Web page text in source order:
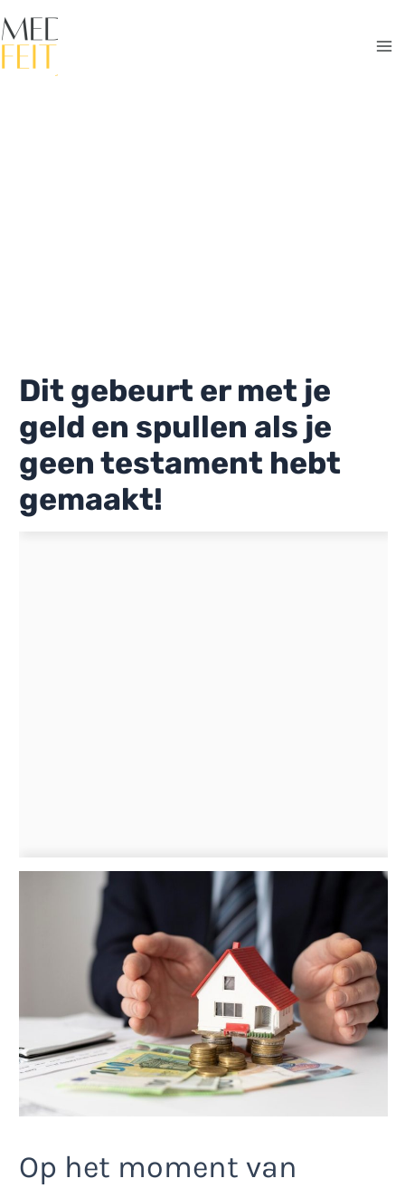
naar
de
Dit gebeurt er met je
geld en spullen als je
geen testament hebt
gemaakt!
Op het moment van